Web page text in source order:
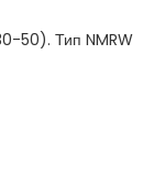
50). Тип NMRW